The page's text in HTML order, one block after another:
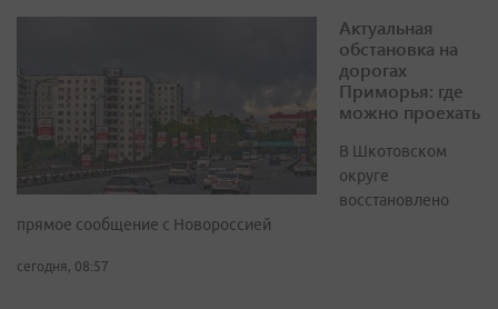
Актуальная
обстановка на
дорогах
Приморья: где
можно проехать
В Шкотовском
округе
восстановлено
прямое сообщение с Новороссией
сегодня, 08:57